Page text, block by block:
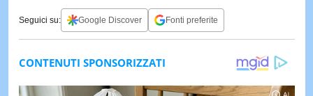
Seguici su: Google Discover Fonti preferite